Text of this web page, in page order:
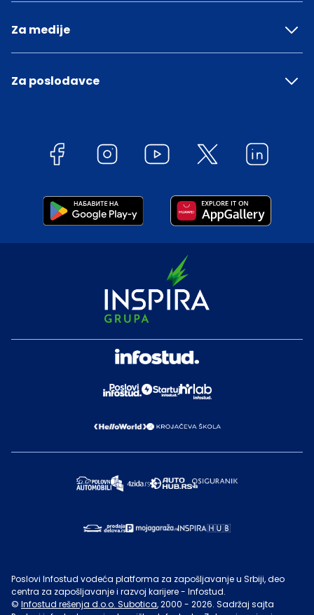
Za medije
Za poslodavce
Poslovi Infostud vodeća platforma za zapošljavanje u Srbiji, deo
centra za zapošljavanje i razvoj karijere - Infostud.
© Infostud rešenja d.o.o. Subotica, 2000 - 2026. Sadržaj sajta